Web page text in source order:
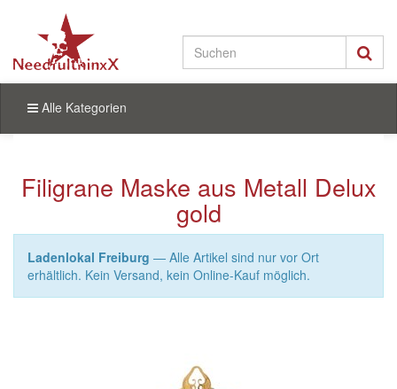
Alle Kategorien
Filigrane Maske aus Metall Delux
gold
Ladenlokal Freiburg — Alle Artikel sind nur vor Ort
erhältlich. Kein Versand, kein Online-Kauf möglich.